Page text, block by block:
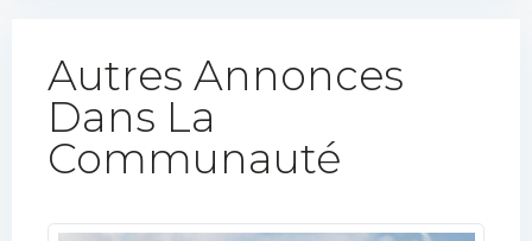
Autres Annonces
Dans La
Communauté​